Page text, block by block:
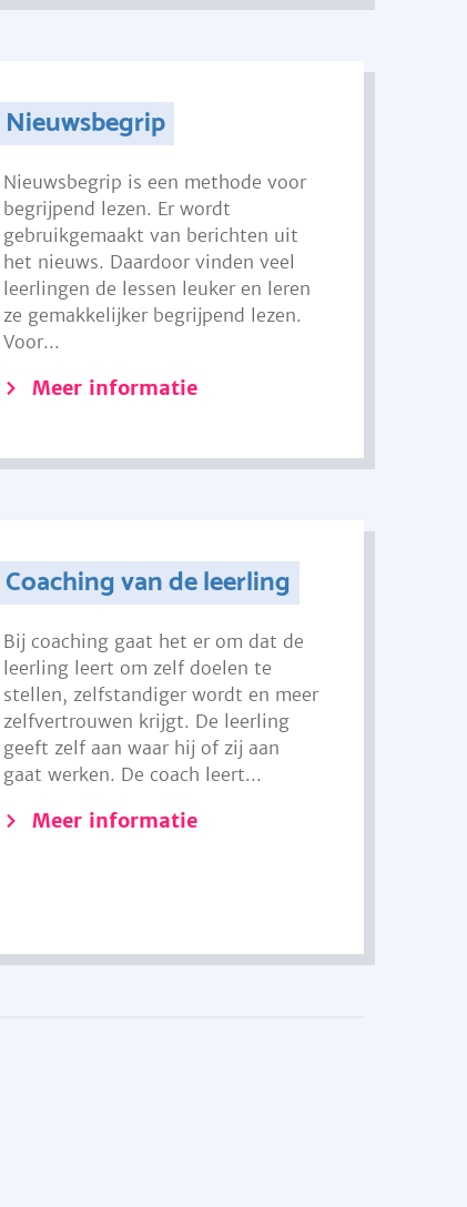
Nieuwsbegrip
Nieuwsbegrip is een methode voor
begrijpend lezen. Er wordt
gebruikgemaakt van berichten uit
het nieuws. Daardoor vinden veel
leerlingen de lessen leuker en leren
ze gemakkelijker begrijpend lezen.
Voor...
Meer informatie
Coaching van de leerling
Bij coaching gaat het er om dat de
leerling leert om zelf doelen te
stellen, zelfstandiger wordt en meer
zelfvertrouwen krijgt. De leerling
geeft zelf aan waar hij of zij aan
gaat werken. De coach leert...
Meer informatie